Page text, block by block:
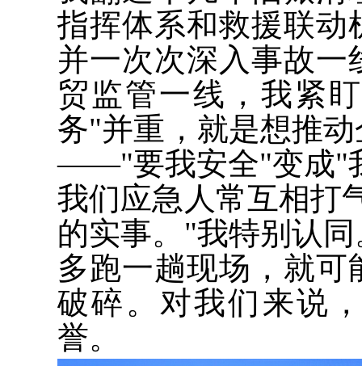
指挥体系和救援联动
并一次次深入事故一
贸监管一线，我紧
务"并重，就是想推
——"要我安全"变成"
我们应急人常互相打
的实事。"我特别认
多跑一趟现场，就
破碎。对我们来说
誉。